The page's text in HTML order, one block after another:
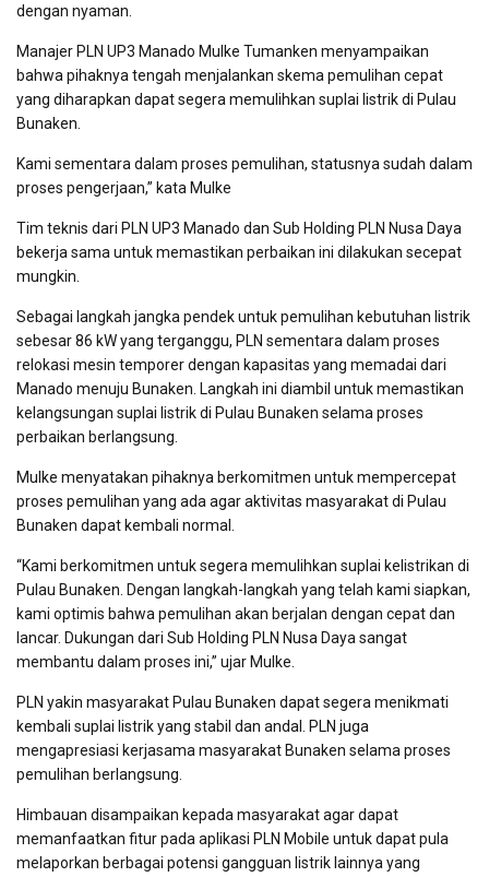
dengan nyaman.
Manajer PLN UP3 Manado Mulke Tumanken menyampaikan
bahwa pihaknya tengah menjalankan skema pemulihan cepat
yang diharapkan dapat segera memulihkan suplai listrik di Pulau
Bunaken.
Kami sementara dalam proses pemulihan, statusnya sudah dalam
proses pengerjaan,” kata Mulke
Tim teknis dari PLN UP3 Manado dan Sub Holding PLN Nusa Daya
bekerja sama untuk memastikan perbaikan ini dilakukan secepat
mungkin.
Sebagai langkah jangka pendek untuk pemulihan kebutuhan listrik
sebesar 86 kW yang terganggu, PLN sementara dalam proses
relokasi mesin temporer dengan kapasitas yang memadai dari
Manado menuju Bunaken. Langkah ini diambil untuk memastikan
kelangsungan suplai listrik di Pulau Bunaken selama proses
perbaikan berlangsung.
Mulke menyatakan pihaknya berkomitmen untuk mempercepat
proses pemulihan yang ada agar aktivitas masyarakat di Pulau
Bunaken dapat kembali normal.
“Kami berkomitmen untuk segera memulihkan suplai kelistrikan di
Pulau Bunaken. Dengan langkah-langkah yang telah kami siapkan,
kami optimis bahwa pemulihan akan berjalan dengan cepat dan
lancar. Dukungan dari Sub Holding PLN Nusa Daya sangat
membantu dalam proses ini,” ujar Mulke.
PLN yakin masyarakat Pulau Bunaken dapat segera menikmati
kembali suplai listrik yang stabil dan andal. PLN juga
mengapresiasi kerjasama masyarakat Bunaken selama proses
pemulihan berlangsung.
Himbauan disampaikan kepada masyarakat agar dapat
memanfaatkan fitur pada aplikasi PLN Mobile untuk dapat pula
melaporkan berbagai potensi gangguan listrik lainnya yang